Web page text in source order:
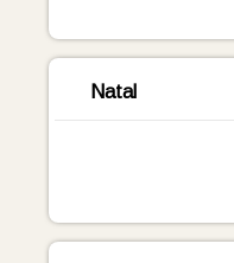
Natal